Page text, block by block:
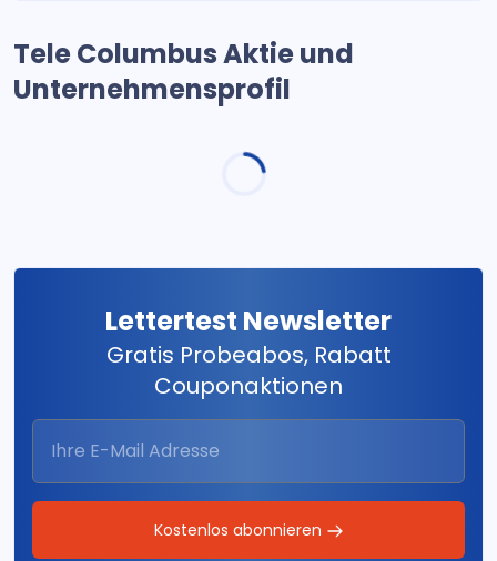
Tele Columbus Aktie und
Unternehmensprofil
Lettertest Newsletter
Gratis Probeabos, Rabatt
Couponaktionen
Kostenlos abonnieren